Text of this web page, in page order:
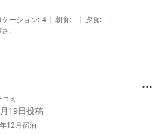
てもらって親切で嬉しかったで
いです
ケーション: 4 | 朝食: - | 夕食: - |
: -
ミ
19日投稿
12月宿泊